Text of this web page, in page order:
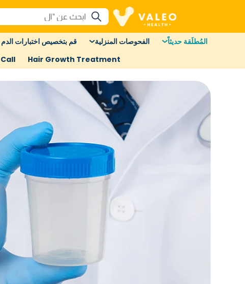
المُطلَقة حديثاً الفحوصات المنزلية قم بتخصيص اختبارات الدم
Hair Growth Treatment